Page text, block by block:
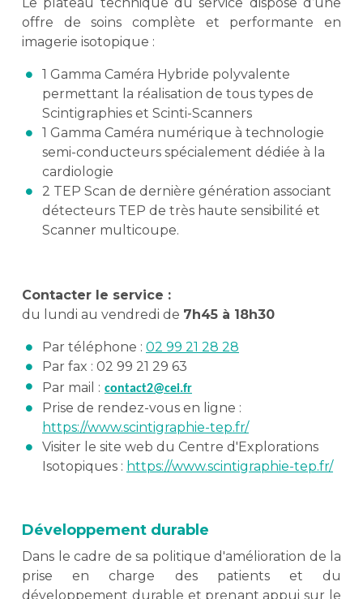
offre de soins complète et performante en
imagerie isotopique :
1 Gamma Caméra Hybride polyvalente
permettant la réalisation de tous types de
Scintigraphies et Scinti-Scanners
1 Gamma Caméra numérique à technologie
semi-conducteurs spécialement dédiée à la
cardiologie
2 TEP Scan de dernière génération associant
détecteurs TEP de très haute sensibilité et
Scanner multicoupe.
Contacter le service :
du lundi au vendredi de 7h45 à 18h30
Par téléphone : 02 99 21 28 28
Par fax : 02 99 21 29 63
Par mail : contact2@cei.fr
Prise de rendez-vous en ligne :
https://www.scintigraphie-tep.fr/
Visiter le site web du Centre d'Explorations
Isotopiques : https://www.scintigraphie-tep.fr/
Développement durable
Dans le cadre de sa politique d'amélioration de la
prise en charge des patients et du
développement durable et prenant appui sur le